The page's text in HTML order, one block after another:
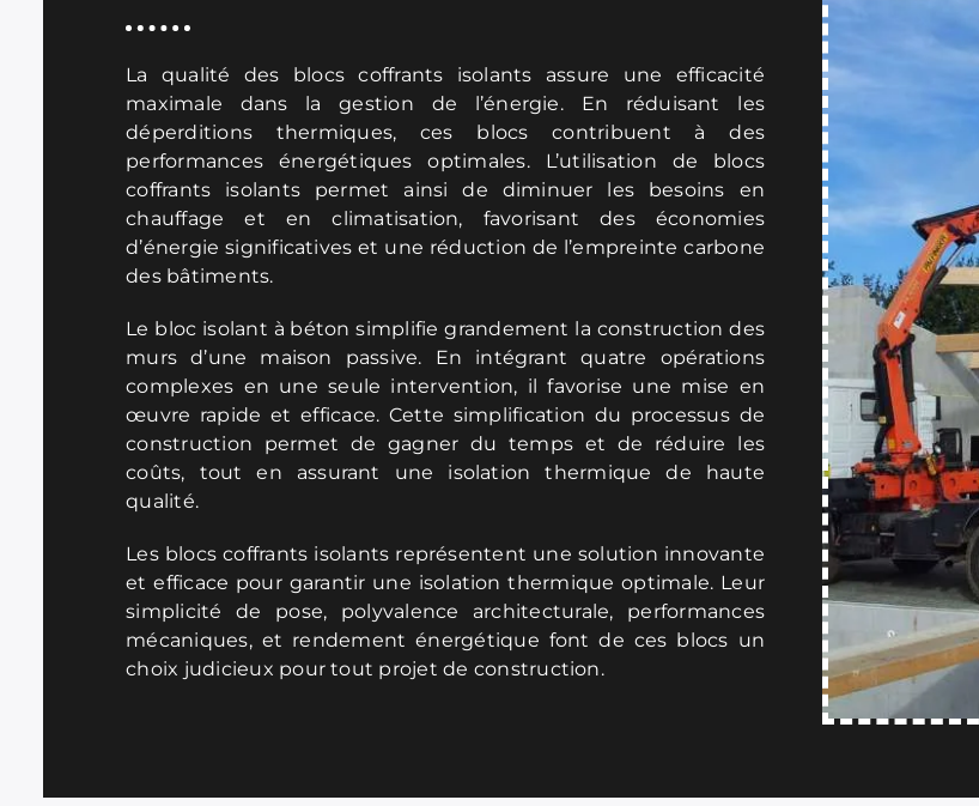
La qualité des blocs coffrants isolants assure une efficacité
maximale dans la gestion de l’énergie. En réduisant les
déperditions thermiques, ces blocs contribuent à des
performances énergétiques optimales. L’utilisation de blocs
coffrants isolants permet ainsi de diminuer les besoins en
chauffage et en climatisation, favorisant des économies
d’énergie significatives et une réduction de l’empreinte carbone
des bâtiments.
Le bloc isolant à béton simplifie grandement la construction des
murs d’une maison passive. En intégrant quatre opérations
complexes en une seule intervention, il favorise une mise en
œuvre rapide et efficace. Cette simplification du processus de
construction permet de gagner du temps et de réduire les
coûts, tout en assurant une isolation thermique de haute
qualité.
Les blocs coffrants isolants représentent une solution innovante
et efficace pour garantir une isolation thermique optimale. Leur
simplicité de pose, polyvalence architecturale, performances
mécaniques, et rendement énergétique font de ces blocs un
choix judicieux pour tout projet de construction.